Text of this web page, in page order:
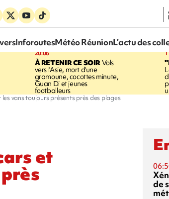
InforoutesMétéo RéunionL’actu des
20:06
À RETENIR CE SOIR Vols
vers l'Asie, mort d'une
gramoune, cocottes minute,
Guan Di et jeunes
footballeurs
vans toujours présents près des plages
et
de